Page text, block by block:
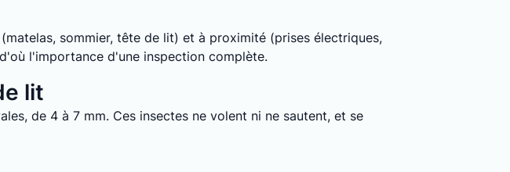
sommier, tête de lit) et à proximité (prises électriques,
l'importance d'une inspection complète.
lit
de 4 à 7 mm. Ces insectes ne volent ni ne sautent, et se